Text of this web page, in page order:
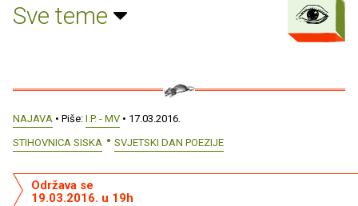
Sve teme
NAJAVA • Piše: I.P. - MV • 17.03.2016.
STIHOVNICA SISKA
SVJETSKI DAN POEZIJE
Održava se
19.03.2016. u 19h